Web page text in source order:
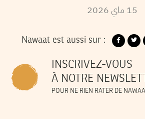
15 ماي2026
Nawaat est aussi sur :
INSCRIVEZ-VOUS
À NOTRE
POUR NE RIEN RATER DE NAWAAT